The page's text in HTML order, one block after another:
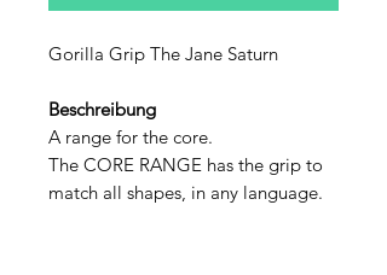
Gorilla Grip The Jane Saturn
Beschreibung
A range for the core.
The CORE RANGE has the grip to
match all shapes, in any language.